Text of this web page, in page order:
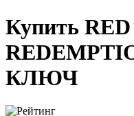
Купить
КЛЮЧ